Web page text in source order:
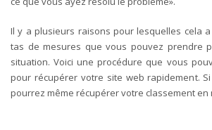
Il y a plusieurs raisons pour lesquelles cela
tas de mesures que vous pouvez prendre
situation. Voici une procédure que vous
pour récupérer votre site web rapidement.
pourrez même récupérer votre classement en